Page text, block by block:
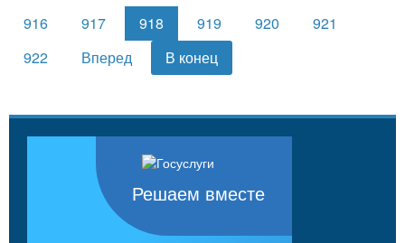
916
917 918 919 920
921
922
Вперед В конец
Решаем вместе